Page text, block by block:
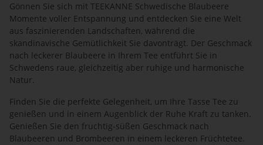
Gönnen Sie sich mit TEEKANNE Schwedische Blaubeere
Momente voller Entspannung und entdecken Sie eine Welt
aus faszinierenden Landschaften, während die
skandinavische Gemütlichkeit Sie davonträgt. Der Geschmack
nach leckerer Blaubeere in Ihrem Tee entführt Sie in
Schwedens raue, gleichzeitig aber ruhige und harmonische
Natur.
Finden Sie die perfekte Gelegenheit, um Ihre Tasse Tee zu
genießen und in einem Augenblick der Ruhe Kraft zu tanken.
Genießen Sie den fruchtig-süßen Geschmack nach
Blaubeeren und Brombeeren in einem leckeren Früchtetee.